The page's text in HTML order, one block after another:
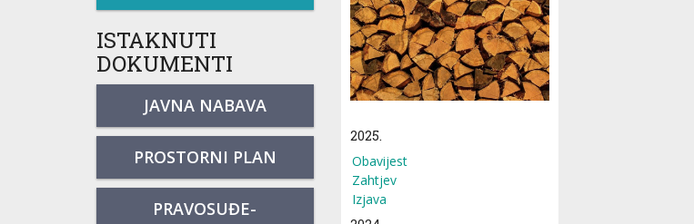
ISTAKNUTI
DOKUMENTI
JAVNA NABAVA
PROSTORNI PLAN
PRAVOSUĐE-
2025.
Obavijest
Zahtjev
Izjava